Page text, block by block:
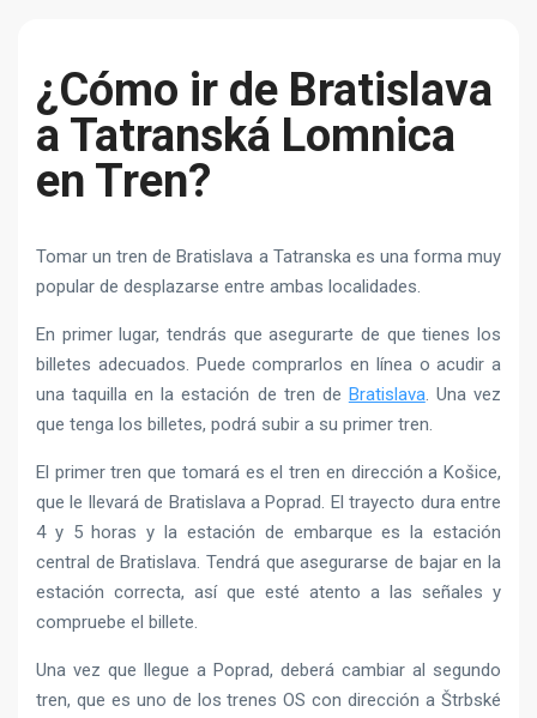
¿Cómo ir de Bratislava
a Tatranská Lomnica
en Tren?
Tomar un tren de Bratislava a Tatranska es una forma muy
popular de desplazarse entre ambas localidades.
En primer lugar, tendrás que asegurarte de que tienes los
billetes adecuados. Puede comprarlos en línea o acudir a
una taquilla en la estación de tren de Bratislava. Una vez
que tenga los billetes, podrá subir a su primer tren.
El primer tren que tomará es el tren en dirección a Košice,
que le llevará de Bratislava a Poprad. El trayecto dura entre
4 y 5 horas y la estación de embarque es la estación
central de Bratislava. Tendrá que asegurarse de bajar en la
estación correcta, así que esté atento a las señales y
compruebe el billete.
Una vez que llegue a Poprad, deberá cambiar al segundo
tren, que es uno de los trenes OS con dirección a Štrbské